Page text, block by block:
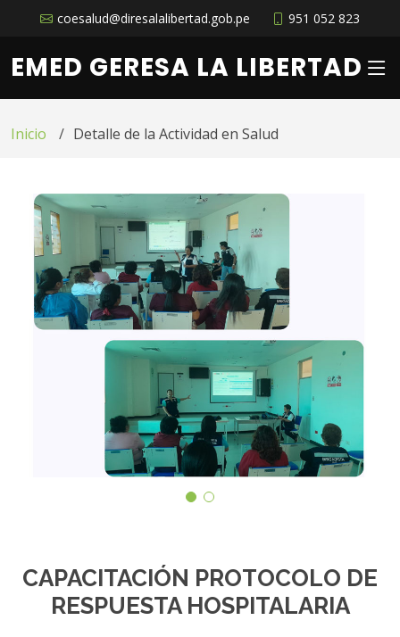
coesalud@diresalalibertad.gob.pe 951 052 823
EMED GERESA LA LIBERTAD
Inicio Detalle de la Actividad en Salud
CAPACITACIÓN PROTOCOLO DE
RESPUESTA HOSPITALARIA